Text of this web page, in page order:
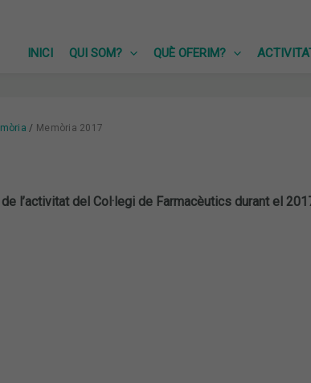
INICI
QUI SOM? QUÈ OFERIM?
Memòria 2017
l’activitat del Col·legi de Farmacèutics durant el